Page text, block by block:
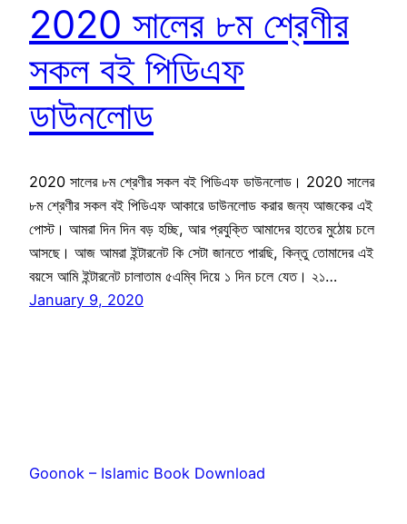
2020 সালের ৮ম শ্রেণীর
সকল বই পিডিএফ
ডাউনলোড
2020 সালের ৮ম শ্রেণীর সকল বই পিডিএফ ডাউনলোড। 2020 সালের
৮ম শ্রেণীর সকল বই পিডিএফ আকারে ডাউনলোড করার জন্য আজকের এই
পোস্ট। আমরা দিন দিন বড় হচ্ছি, আর প্রযুক্তি আমাদের হাতের মুঠোয় চলে
আসছে। আজ আমরা ইন্টারনেট কি সেটা জানতে পারছি, কিন্তু তোমাদের এই
বয়সে আমি ইন্টারনেট চালাতাম ৫এম্বি দিয়ে ১ দিন চলে যেত। ২১…
January 9, 2020
Goonok – Islamic Book Download